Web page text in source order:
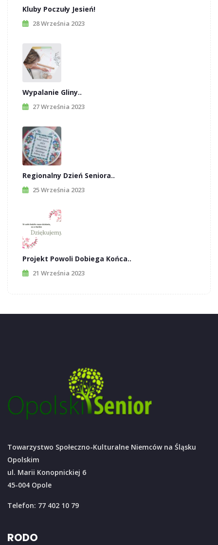
Kluby Poczuły Jesień!
28 Września 2023
Wypalanie Gliny..
27 Września 2023
Regionalny Dzień Seniora..
25 Września 2023
Projekt Powoli Dobiega Końca..
21 Września 2023
Towarzystwo Społeczno-Kulturalne Niemców na Śląsku
Opolskim
ul. Marii Konopnickiej 6
45-004 Opole
Telefon: 77 402 10 79
RODO